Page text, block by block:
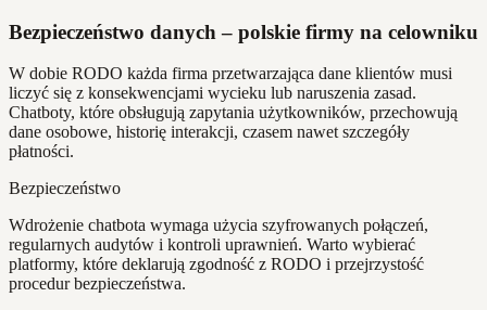
Bezpieczeństwo danych – polskie firmy na celowniku
W dobie RODO każda firma przetwarzająca dane klientów musi
liczyć się z konsekwencjami wycieku lub naruszenia zasad.
Chatboty, które obsługują zapytania użytkowników, przechowują
dane osobowe, historię interakcji, czasem nawet szczegóły
płatności.
Bezpieczeństwo
Wdrożenie chatbota wymaga użycia szyfrowanych połączeń,
regularnych audytów i kontroli uprawnień. Warto wybierać
platformy, które deklarują zgodność z RODO i przejrzystość
procedur bezpieczeństwa.